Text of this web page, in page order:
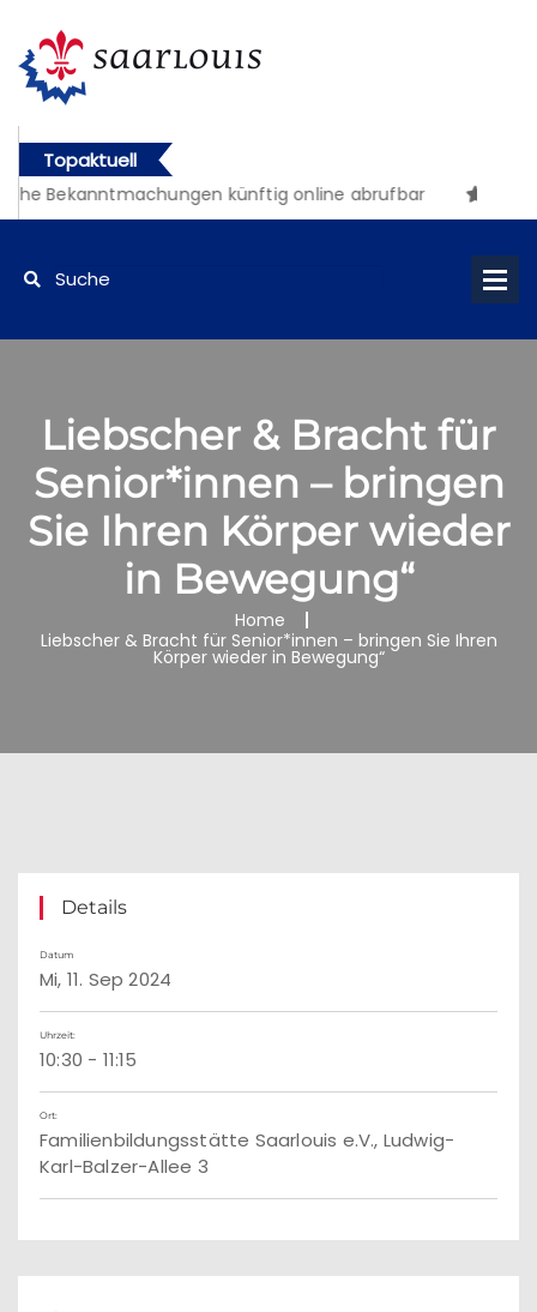
Topaktuell
Bekanntmachungen künftig online abrufbar
Liebscher & Bracht für
Senior*innen – bringen
Sie Ihren Körper wieder
in Bewegung“
Home
Liebscher & Bracht für Senior*innen – bringen Sie Ihren
Körper wieder in Bewegung“
Details
Datum
Mi, 11. Sep 2024
Uhrzeit:
10:30 - 11:15
Ort:
Familienbildungsstätte Saarlouis e.V., Ludwig-
Karl-Balzer-Allee 3